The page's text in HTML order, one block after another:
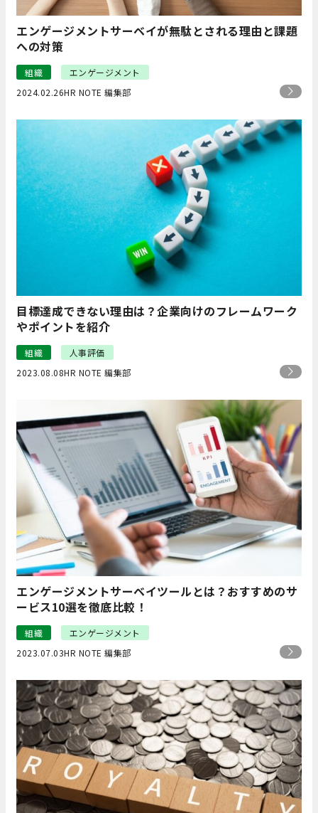
エンゲージメントサーベイが無駄とされる理由と課題
への対策
組織
エンゲージメント
2024.02.26HR NOTE 編集部
目標達成できない理由は？企業向けのフレームワーク
やポイントを紹介
組織
人事評価
2023.08.08HR NOTE 編集部
エンゲージメントサーベイツールとは？おすすめのサ
ービス10選を徹底比較！
組織
エンゲージメント
2023.07.03HR NOTE 編集部